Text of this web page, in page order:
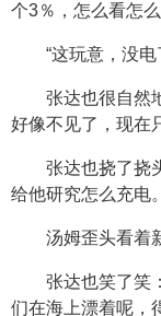
个3％，怎么看怎
“这玩意，没电
张达也很自然
好像不见了，现在
张达也挠了挠
给他研究怎么充电。
汤姆歪头看着
张达也笑了笑
们在海上漂着呢，